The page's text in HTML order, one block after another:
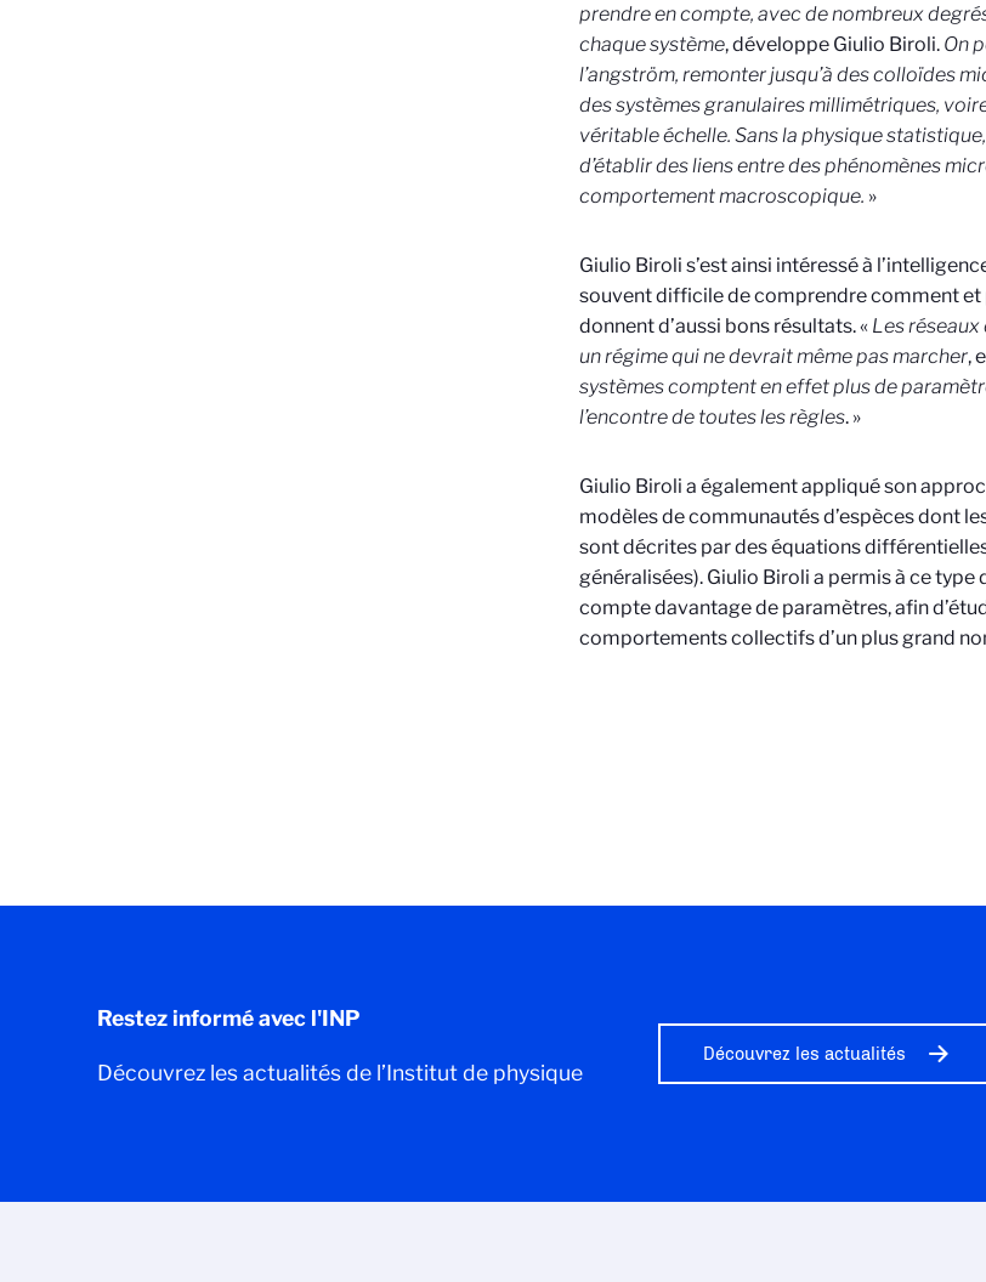
prendre en compte, avec de nombreux
chaque système, développe Giulio Biroli. On
l’angström, remonter jusqu’à des colloïdes
des systèmes granulaires millimétriques,
véritable échelle. Sans la physique
d’établir des liens entre des phénomènes
comportement macroscopique. »
Giulio Biroli s’est ainsi intéressé à
souvent difficile de comprendre comment
donnent d’aussi bons résultats. « Les
un régime qui ne devrait même pas marcher,
systèmes comptent en effet plus de
l’encontre de toutes les règles. »
Giulio Biroli a également appliqué son
modèles de communautés d’espèces dont
sont décrites par des équations
généralisées). Giulio Biroli a permis à ce type
compte davantage de paramètres, afin
comportements collectifs d’un plus grand
Restez informé avec l'INP
Découvrez les actualités de l’Institut de physique
Découvrez les actualités